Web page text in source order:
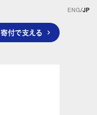
寄付で支える
ENG/JP